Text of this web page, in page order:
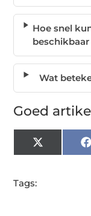
Hoe snel
beschikbaar
Wat
Goed
X
(Twitter)
Tags: